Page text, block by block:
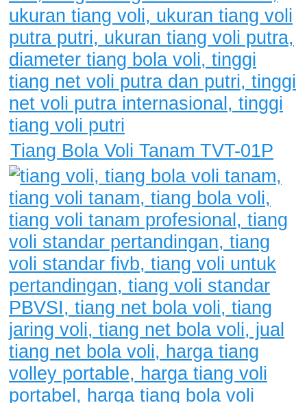
Tiang Bola Voli Tanam TVT-01P